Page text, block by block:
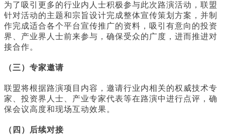
为了吸引更多的行业内人士积极参与此次路演活动，联盟
针对活动的主题和宗旨设计完成整体宣传策划方案，并制
作完成适合各个平台宣传推广的资料，吸引有意向的投资
界、产业界人士前来参与，确保受众的广度，进而推进对
接合作。
（三）专家邀请
联盟将根据路演项目内容，邀请行业内相关的权威技术专
家、投资界人士、产业专家代表等在路演中进行点评，确
保会议高度和现场互动效果。
（四）后续对接